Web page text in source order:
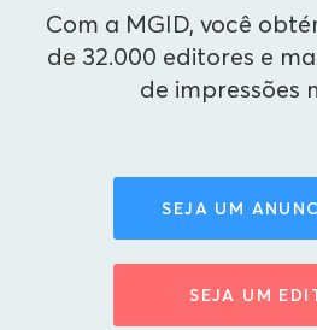
Com a MGID, você
de 32.000 editores e
de impressões
SEJA UM
SEJA UM